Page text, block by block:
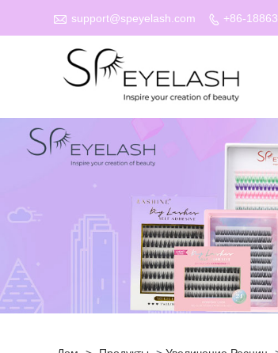
 support@speyelash.com  +86-